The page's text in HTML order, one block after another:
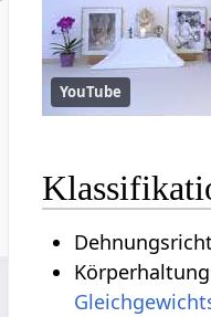
YouTube